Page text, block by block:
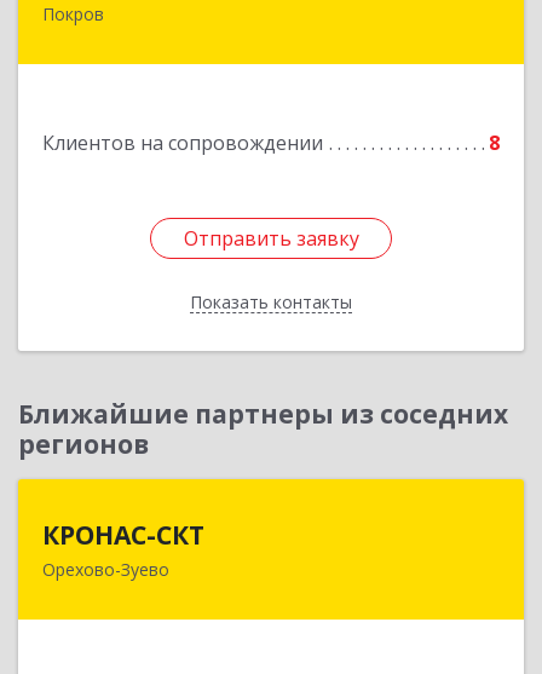
Покров
Клиентов на сопровождении 8
Отправить заявку
Показать контакты
601122, Владимирская обл, Петушинский р-н,
Отправить заявку
Назад
Ближайшие партнеры из соседних
регионов
КРОНАС-СКТ
Орехово-Зуево
142600, Московская обл, Орехово-Зуево г,